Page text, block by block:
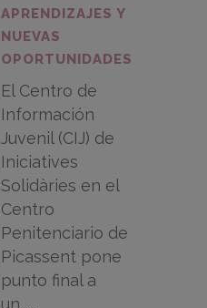
APRENDIZAJES Y
NUEVAS
OPORTUNIDADES
El Centro de
Información
Juvenil (CIJ) de
Iniciatives
Solidàries en el
Centro
Penitenciario de
Picassent pone
punto final a
un......